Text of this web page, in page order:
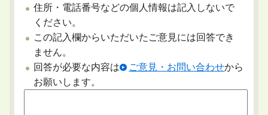
住所・電話番号などの個人情報は記入しないで
ください。
この記入欄からいただいたご意見には回答でき
ません。
回答が必要な内容は
ご意見・お問い合わせから
お願いします。